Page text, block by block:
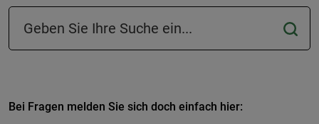
Suchfeld in der Fußzeile
Bei Fragen melden Sie sich doch einfach hier: